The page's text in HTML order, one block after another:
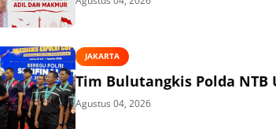
JAKARTA
Tim Bulutangkis Polda NTB
Agustus 04, 2026